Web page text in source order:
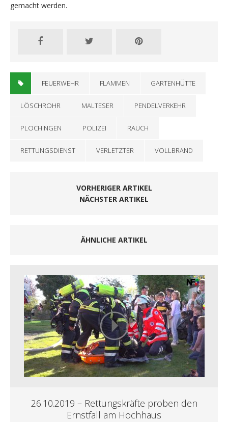
gemacht werden.
FEUERWEHR FLAMMEN GARTENHÜTTE
LÖSCHROHR MALTESER PENDELVERKEHR
PLOCHINGEN POLIZEI RAUCH
RETTUNGSDIENST VERLETZTER VOLLBRAND
VORHERIGER ARTIKEL
NÄCHSTER ARTIKEL
ÄHNLICHE ARTIKEL
26.10.2019 – Rettungskräfte proben den
Ernstfall am Hochhaus